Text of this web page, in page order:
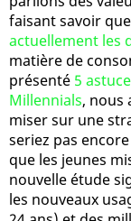
faisant savoir que
actuellement les
matière de
présenté 5
Millennials, nous
miser sur une
seriez pas
que les jeunes
nouvelle étude
les nouveaux